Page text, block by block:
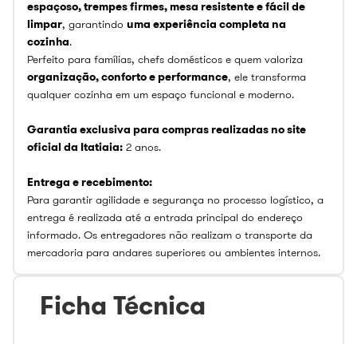
espaçoso, trempes firmes, mesa resistente e fácil de
limpar, garantindo uma experiência completa na
cozinha.
Perfeito para famílias, chefs domésticos e quem valoriza
organização, conforto e performance, ele transforma
qualquer cozinha em um espaço funcional e moderno.
Garantia exclusiva para compras realizadas no site
oficial da Itatiaia: 2 anos.
Entrega e recebimento:
Para garantir agilidade e segurança no processo logístico, a
entrega é realizada até a entrada principal do endereço
informado. Os entregadores não realizam o transporte da
mercadoria para andares superiores ou ambientes internos.
Ficha Técnica